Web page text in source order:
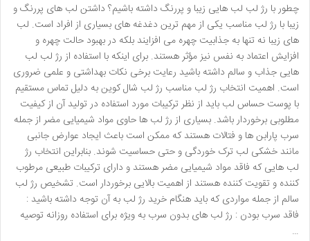
چطور با رژ لب لب هایی زیبا و پررنگ داشته باشیم؟ داشتن لب های پررنگ و
زیبا با رژ لب مناسب یکی از مهم ترین دغدغه های بسیاری از افراد است. لب
های زیبا نه تنها به جذابیت چهره می افزایند بلکه در بهبود حالت چهره و
افزایش اعتماد به نفس نیز مؤثر هستند. برای اینکه با استفاده از رژ لب لب
هایی جذاب و سالم داشته باشید رعایت برخی نکات بهداشتی و علمی ضروری
است. اهمیت انتخاب رژ لب مناسب رژ لب شال کوین به دلیل تماس مستقیم
با پوست حساس لب باید از نظر ترکیبات مورد استفاده در تولید آن از کیفیت
مطلوبی برخوردار باشد. بسیاری از رژ لب ها حاوی مواد شیمیایی مضر از جمله
سرب پارابن ها و فتالات هستند که ممکن است باعث ایجاد عوارض جانبی
مانند خشکی لب ترک خوردگی و حتی حساسیت شوند. بنابراین انتخاب رژ
لب هایی که فاقد مواد شیمیایی مضر هستند و دارای ترکیبات طبیعی مرطوب
کننده و تقویت کننده هستند از اهمیت بالایی برخوردار است. تشخیص رژ لب
سالم از جمله مواردی که باید هنگام خرید رژ لب به آن توجه داشته باشید :
فاقد سرب بودن : رژ لب های بدون سرب به ویژه برای استفاده روزانه توصیه
…